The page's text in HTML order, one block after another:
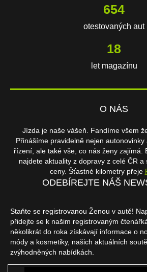
654
otestovaných aut
18
let magazínu
O NÁS
Jízda je naše vášeň. Fandíme všem
Přinášíme pravidelně nejen
řízení, ale také vše, co nás ženy zajímá.
najdete aktuality z dopravy z celé ČR
ceny. Šťastné kilometry přeje
ODEBÍREJTE NÁŠ
Staňte se registrovanou Ženou v autě!
přidejte se k našim registrovaným
několikrát do roka získávají informace o
módy a kosmetiky, našich aktuálních
zvýhodněných nabídkách.